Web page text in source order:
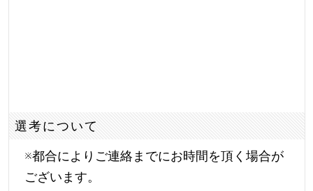
選考について
※都合によりご連絡までにお時間を頂く場合が
ございます。